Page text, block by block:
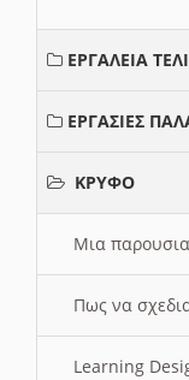
ΕΡΓΑΛΕΙΑ
ΕΡΓΑΣΙΕΣ
ΚΡΥΦΟ
Μια
Πως να
Learning